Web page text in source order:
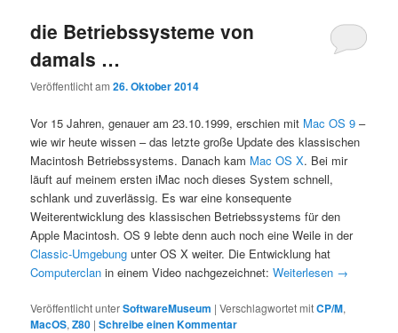
die Betriebssysteme von
damals …
Veröffentlicht am26. Oktober 2014
Vor 15 Jahren, genauer am 23.10.1999, erschien mit Mac OS 9 –
wie wir heute wissen – das letzte große Update des klassischen
Macintosh Betriebssystems. Danach kam Mac OS X. Bei mir
läuft auf meinem ersten iMac noch dieses System schnell,
schlank und zuverlässig. Es war eine konsequente
Weiterentwicklung des klassischen Betriebssystems für den
Apple Macintosh. OS 9 lebte denn auch noch eine Weile in der
Classic-Umgebung unter OS X weiter. Die Entwicklung hat
Computerclan in einem Video nachgezeichnet:Weiterlesen →
Veröffentlicht unterSoftwareMuseum |Verschlagwortet mitCP/M,
MacOS,Z80 |Schreibe einen Kommentar